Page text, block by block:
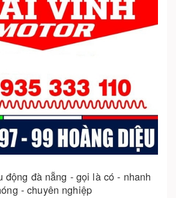
động – cứu hộ tận nơi 24/7 cho xe
của bạn
150.000₫
Cho vào giỏ hàng